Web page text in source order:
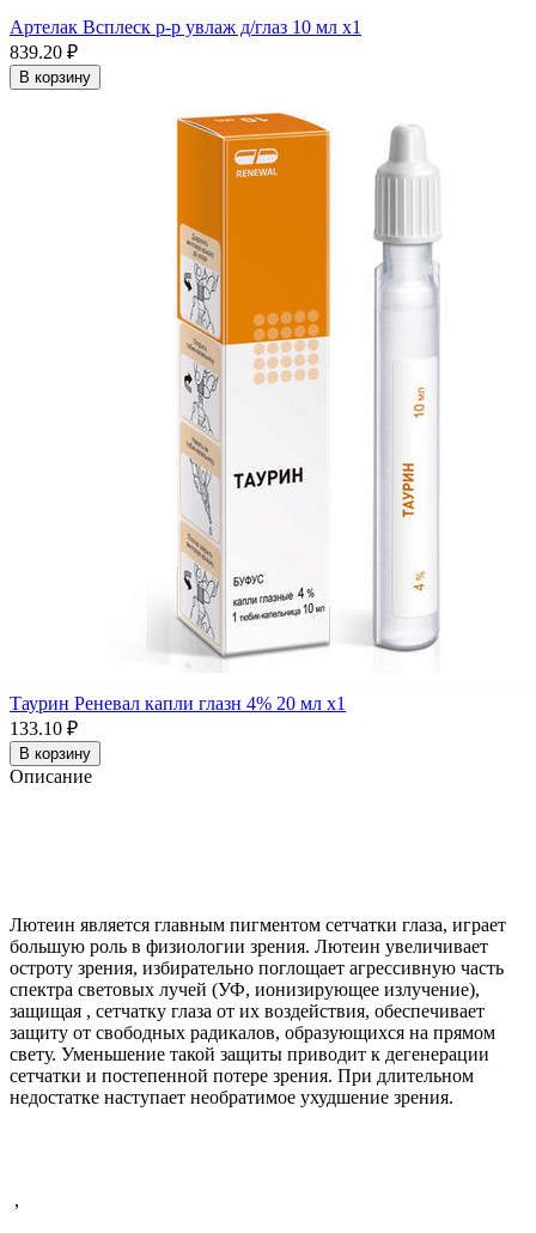
Артелак Всплеск р-р увлаж д/глаз 10 мл x1
839.20 ₽
В корзину
Таурин Реневал капли глазн 4% 20 мл x1
133.10 ₽
В корзину
Описание
Лютеин является главным пигментом сетчатки глаза, играет
большую роль в физиологии зрения. Лютеин увеличивает
остроту зрения, избирательно поглощает агрессивную часть
спектра световых лучей (УФ, ионизирующее излучение),
защищая , сетчатку глаза от их воздействия, обеспечивает
защиту от свободных радикалов, образующихся на прямом
свету. Уменьшение такой защиты приводит к дегенерации
сетчатки и постепенной потере зрения. При длительном
недостатке наступает необратимое ухудшение зрения.
,